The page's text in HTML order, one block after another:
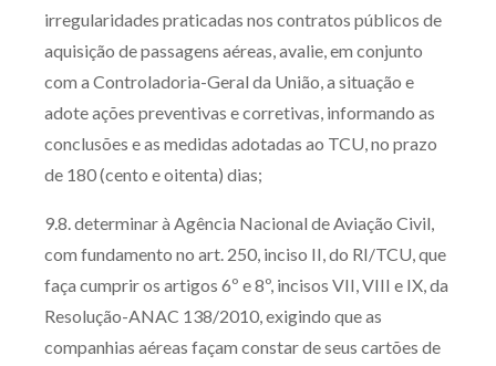
irregularidades praticadas nos contratos públicos de
aquisição de passagens aéreas, avalie, em conjunto
com a Controladoria-Geral da União, a situação e
adote ações preventivas e corretivas, informando as
conclusões e as medidas adotadas ao TCU, no prazo
de 180 (cento e oitenta) dias;
9.8. determinar à Agência Nacional de Aviação Civil,
com fundamento no art. 250, inciso II, do RI/TCU, que
faça cumprir os artigos 6º e 8º, incisos VII, VIII e IX, da
Resolução-ANAC 138/2010, exigindo que as
companhias aéreas façam constar de seus cartões de